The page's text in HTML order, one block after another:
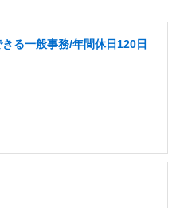
る一般事務/年間休日120日